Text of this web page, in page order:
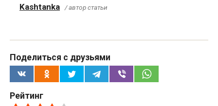
Kashtanka / автор статьи
Поделиться с друзьями
Рейтинг